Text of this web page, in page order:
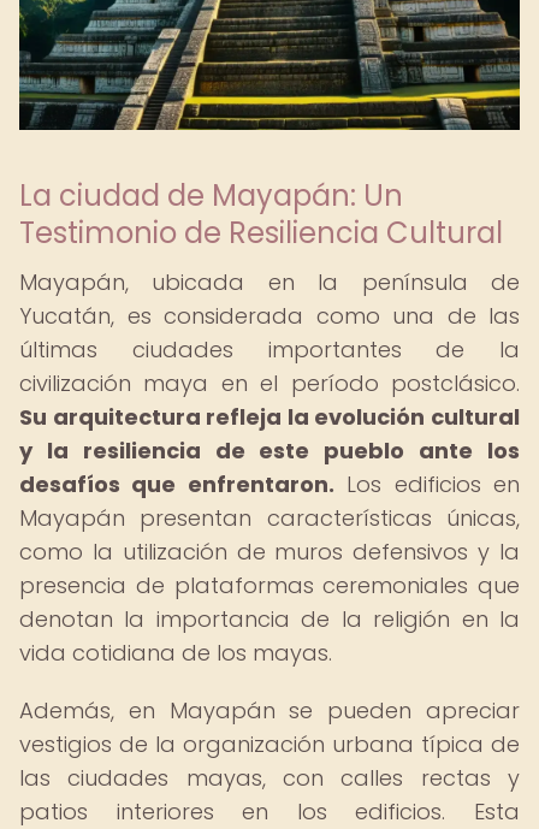
La ciudad de Mayapán: Un
Testimonio de Resiliencia Cultural
Mayapán, ubicada en la península de
Yucatán, es considerada como una de las
últimas ciudades importantes de la
civilización maya en el período postclásico.
Su arquitectura refleja la evolución cultural
y la resiliencia de este pueblo ante los
desafíos que enfrentaron. Los edificios en
Mayapán presentan características únicas,
como la utilización de muros defensivos y la
presencia de plataformas ceremoniales que
denotan la importancia de la religión en la
vida cotidiana de los mayas.
Además, en Mayapán se pueden apreciar
vestigios de la organización urbana típica de
las ciudades mayas, con calles rectas y
patios interiores en los edificios. Esta